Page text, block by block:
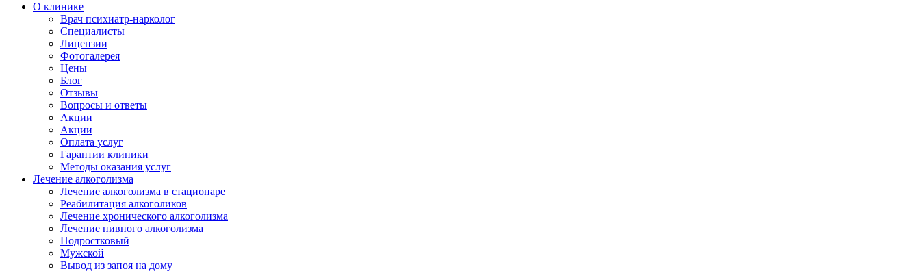
О клинике
Врач психиатр-нарколог
Специалисты
Лицензии
Фотогалерея
Цены
Блог
Отзывы
Вопросы и ответы
Акции
Акции
Оплата услуг
Гарантии клиники
Методы оказания услуг
Лечение алкоголизма
Лечение алкоголизма в стационаре
Реабилитация алкоголиков
Лечение хронического алкоголизма
Лечение пивного алкоголизма
Подростковый
Мужской
Вывод из запоя на дому